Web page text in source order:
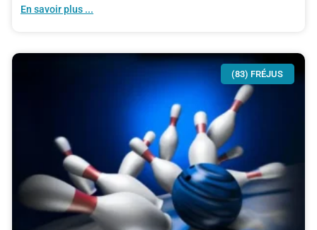
En savoir plus ...
(83) FRÉJUS